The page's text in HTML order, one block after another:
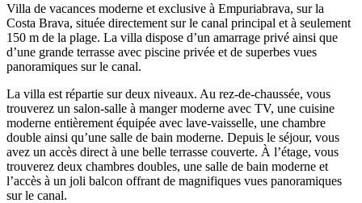
Villa de vacances moderne et exclusive à Empuriabrava, sur la
Costa Brava, située directement sur le canal principal et à seulement
150 m de la plage. La villa dispose d’un amarrage privé ainsi que
d’une grande terrasse avec piscine privée et de superbes vues
panoramiques sur le canal.
La villa est répartie sur deux niveaux. Au rez-de-chaussée, vous
trouverez un salon-salle à manger moderne avec TV, une cuisine
moderne entièrement équipée avec lave-vaisselle, une chambre
double ainsi qu’une salle de bain moderne. Depuis le séjour, vous
avez un accès direct à une belle terrasse couverte. À l’étage, vous
trouverez deux chambres doubles, une salle de bain moderne et
l’accès à un joli balcon offrant de magnifiques vues panoramiques
sur le canal.